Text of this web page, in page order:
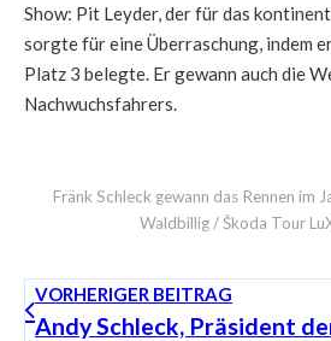
Show: Pit Leyder, der für das
sorgte für eine Überraschung, indem
Platz 3 belegte. Er gewann auch die
Nachwuchsfahrers.
Fränk Schleck gewann das Rennen im
Waldbillig / Škoda Tour
VORHERIGER BEITRAG